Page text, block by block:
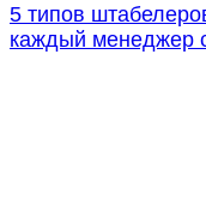
5 типов
каждый менеджер